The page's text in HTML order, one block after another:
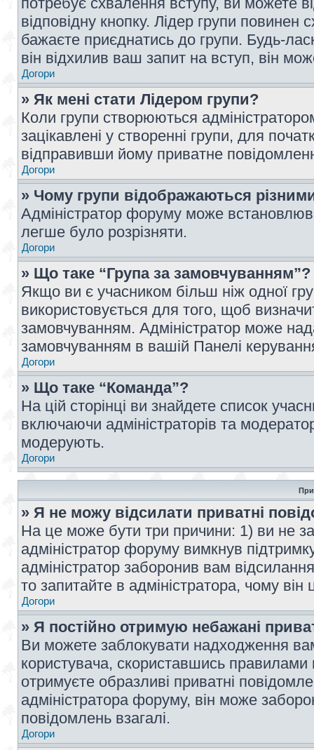
відповідну кнопку. Лідер групи
бажаєте приєднатись до групи. Будь-
він відхилив ваш запит на вступ, він
Догори
» Як мені стати Лідером групи?
Коли групи створюються
зацікавлені у створенні групи, для
відправивши йому приватне
Догори
» Чому групи відображаються
Адміністратор форуму може
легше було розрізняти.
Догори
» Що таке “Група за замовчуванням”?
Якщо ви є учасником більш ніж одної
використовується для того, щоб
замовчуванням. Адміністратор може
замовчуванням в вашій Панелі
Догори
» Що таке “Команда”?
На цій сторінці ви знайдете список
включаючи адміністраторів та
модерують.
Догори
» Я не можу відсилати приватні
На це може бути три причини: 1) ви не
адміністратор форуму вимкнув
адміністратор заборонив вам
то запитайте в адміністратора, чому він
Догори
» Я постійно отримую небажані
Ви можете заблокувати надходження
користувача, скориставшись
отримуєте образливі приватні
адміністратора форуму, він може
повідомлень взагалі.
Догори